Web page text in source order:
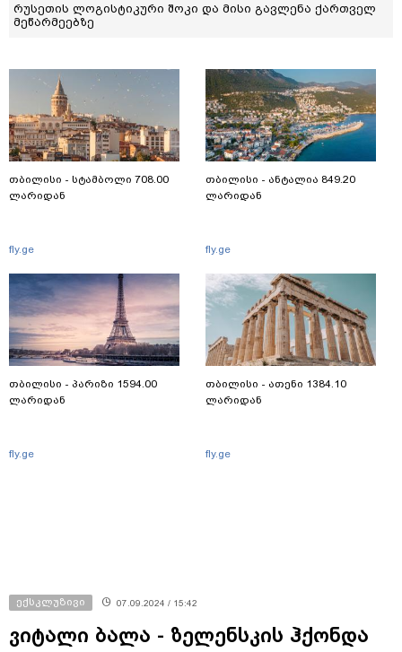
რუსეთის ლოგისტიკური შოკი და მისი გავლენა ქართველ
მეწარმეებზე
თბილისი - სტამბოლი 708.00
ლარიდან
fly.ge
თბილისი - პარიზი 1594.00
ლარიდან
fly.ge
თბილისი - ანტალია 849.20
ლარიდან
fly.ge
თბილისი - ათენი 1384.10
ლარიდან
fly.ge
ექსკლუზივი 07.09.2024 / 15:42
ვიტალი ბალა - ზელენსკის ჰქონდა